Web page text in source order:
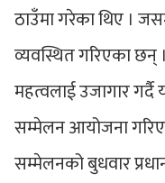
ठाउँमा गरेका थिए ।
व्यवस्थित गरिएका छन्
महत्वलाई उजागार गर्दै
सम्मेलन आयोजना
सम्मेलनको बुधवार